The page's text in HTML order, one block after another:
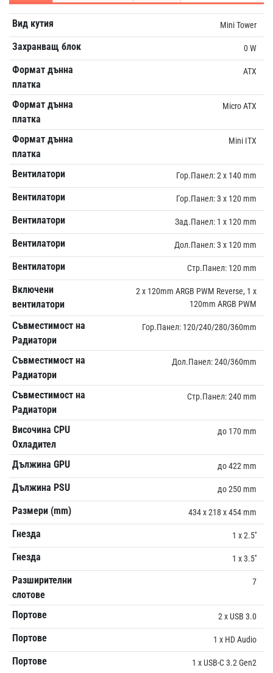
Вид кутия Mini Tower
Захранващ блок 0 W
Формат дънна
платка
ATX
Формат дънна
платка
Micro ATX
Формат дънна
платка
Mini ITX
Вентилатори Гор.Панел: 2 x 140 mm
Вентилатори Гор.Панел: 3 x 120 mm
Вентилатори Зад.Панел: 1 x 120 mm
Вентилатори Дол.Панел: 3 x 120 mm
Вентилатори Стр.Панел: 120 mm
Включени
вентилатори
2 x 120mm ARGB PWM Reverse, 1 x
120mm ARGB PWM
Съвместимост на
Радиатори
Гор.Панел: 120/240/280/360mm
Съвместимост на
Радиатори
Дол.Панел: 240/360mm
Съвместимост на
Радиатори
Стр.Панел: 240 mm
Височина CPU
Охладител
до 170 mm
Дължина GPU до 422 mm
Дължина PSU до 250 mm
Размери (mm) 434 x 218 x 454 mm
Гнезда 1 x 2.5''
Гнезда 1 x 3.5''
Разширителни
слотове
7
Портове 2 x USB 3.0
Портове 1 x HD Audio
Портове 1 x USB-C 3.2 Gen2